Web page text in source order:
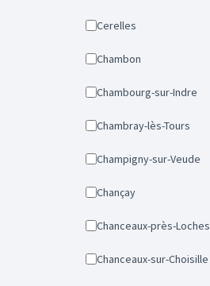
Cerelles
Chambon
Chambourg-sur-Indre
Chambray-lès-Tours
Champigny-sur-Veude
Chançay
Chanceaux-près-Loches
Chanceaux-sur-Choisille